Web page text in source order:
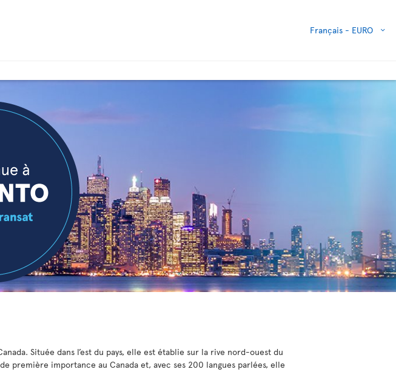
Français - EURO
Située dans l’est du pays, elle est établie sur la rive nord-ouest du
importance au Canada et, avec ses 200 langues parlées, elle